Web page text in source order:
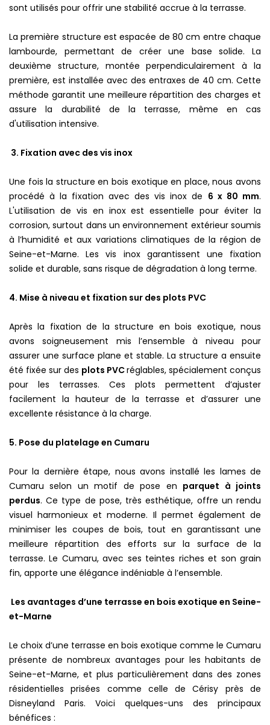
sont utilisés pour offrir une stabilité accrue à la terrasse.
La première structure est espacée de 80 cm entre chaque
lambourde, permettant de créer une base solide. La
deuxième structure, montée perpendiculairement à la
première, est installée avec des entraxes de 40 cm. Cette
méthode garantit une meilleure répartition des charges et
assure la durabilité de la terrasse, même en cas
d'utilisation intensive.
3. Fixation avec des vis inox
Une fois la structure en bois exotique en place, nous avons
procédé à la fixation avec des vis inox de 6 x 80 mm.
L'utilisation de vis en inox est essentielle pour éviter la
corrosion, surtout dans un environnement extérieur soumis
à l’humidité et aux variations climatiques de la région de
Seine-et-Marne. Les vis inox garantissent une fixation
solide et durable, sans risque de dégradation à long terme.
4. Mise à niveau et fixation sur des plots PVC
Après la fixation de la structure en bois exotique, nous
avons soigneusement mis l’ensemble à niveau pour
assurer une surface plane et stable. La structure a ensuite
été fixée sur des plots PVCréglables, spécialement conçus
pour les terrasses. Ces plots permettent d’ajuster
facilement la hauteur de la terrasse et d’assurer une
excellente résistance à la charge.
5. Pose du platelage en Cumaru
Pour la dernière étape, nous avons installé les lames de
Cumaru selon un motif de pose en parquet à joints
perdus. Ce type de pose, très esthétique, offre un rendu
visuel harmonieux et moderne. Il permet également de
minimiser les coupes de bois, tout en garantissant une
meilleure répartition des efforts sur la surface de la
terrasse. Le Cumaru, avec ses teintes riches et son grain
fin, apporte une élégance indéniable à l’ensemble.
Les avantages d’une terrasse en bois exotique en Seine-
et-Marne
Le choix d’une terrasse en bois exotique comme le Cumaru
présente de nombreux avantages pour les habitants de
Seine-et-Marne, et plus particulièrement dans des zones
résidentielles prisées comme celle de Cérisy près de
Disneyland Paris. Voici quelques-uns des principaux
bénéfices :